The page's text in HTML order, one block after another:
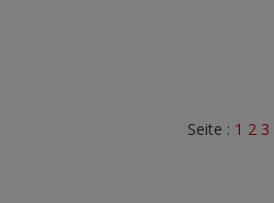
Seite : 1 2 3